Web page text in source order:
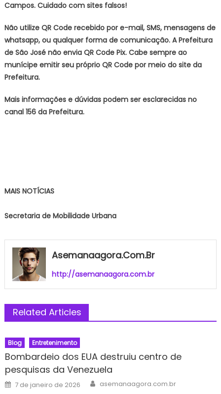
Campos. Cuidado com sites falsos!
Não utilize QR Code recebido por e-mail, SMS, mensagens de
whatsapp, ou qualquer forma de comunicação. A Prefeitura
de São José não envia QR Code Pix. Cabe sempre ao
munícipe emitir seu próprio QR Code por meio do site da
Prefeitura.
Mais informações e dúvidas podem ser esclarecidas no
canal 156 da Prefeitura.
MAIS NOTÍCIAS
Secretaria de Mobilidade Urbana
Asemanaagora.com.br
http://asemanaagora.com.br
Related Articles
Blog Entretenimento
Bombardeio dos EUA destruiu centro de
pesquisas da Venezuela
Posted
on
7 de janeiro de 2026 Author
asemanaagora.com.br